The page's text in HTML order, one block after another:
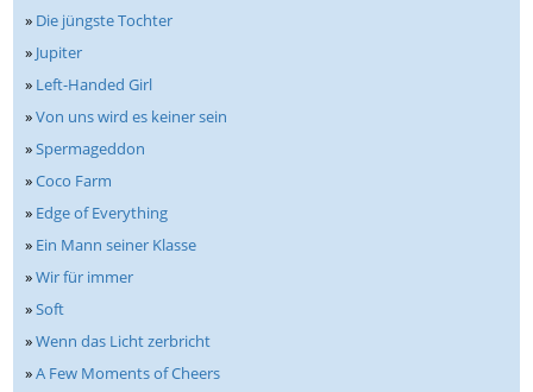
» Die jüngste Tochter
» Jupiter
» Left-Handed Girl
»Von uns wird es keiner sein
»Spermageddon
»Coco Farm
» Edge of Everything
» Ein Mann seiner Klasse
»Wir für immer
»Soft
»Wenn das Licht zerbricht
»A Few Moments of Cheers